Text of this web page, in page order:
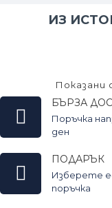
ИЗ
Показани
БЪРЗА
Поръчка
ден
ПОДАРЪК
Изберете
поръчка